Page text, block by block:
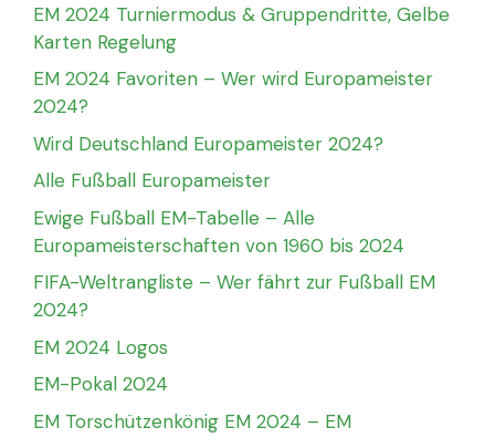
EM 2024 Turniermodus & Gruppendritte, Gelbe
Karten Regelung
EM 2024 Favoriten – Wer wird Europameister
2024?
Wird Deutschland Europameister 2024?
Alle Fußball Europameister
Ewige Fußball EM-Tabelle – Alle
Europameisterschaften von 1960 bis 2024
FIFA-Weltrangliste – Wer fährt zur Fußball EM
2024?
EM 2024 Logos
EM-Pokal 2024
EM Torschützenkönig EM 2024 – EM